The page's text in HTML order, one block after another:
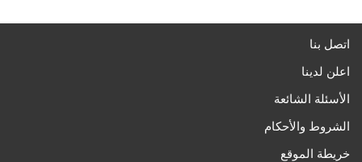
اتصل بنا
اعلن لدينا
الأسئلة الشائعة
الشروط والأحكام
خريطة الموقع